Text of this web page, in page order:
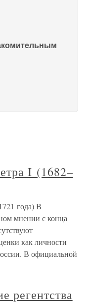
I (1682–
года) В
мнении с конца
как личности
В официальной
регентства